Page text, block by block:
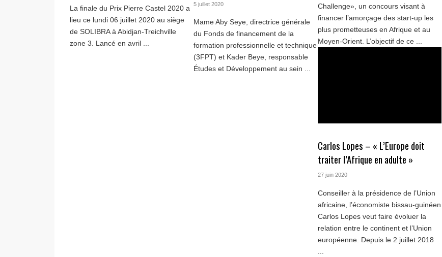
La finale du Prix Pierre Castel 2020 a
lieu ce lundi 06 juillet 2020 au siège
de SOLIBRA à Abidjan-Treichville
zone 3. Lancé en avril ...
5 juillet 2020
Mame Aby Seye, directrice générale
du Fonds de financement de la
formation professionnelle et technique
(3FPT) et Kader Beye, responsable
Études et Développement au sein ...
Challenge», un concours visant à
financer l’amorçage des start-up les
plus prometteuses en Afrique et au
Moyen-Orient. L’objectif de ce ...
Carlos Lopes – « L’Europe doit
traiter l’Afrique en adulte »
27 juin 2020
Conseiller à la présidence de l’Union
africaine, l’économiste bissau-guinéen
Carlos Lopes veut faire évoluer la
relation entre le continent et l’Union
européenne. Depuis le 2 juillet 2018